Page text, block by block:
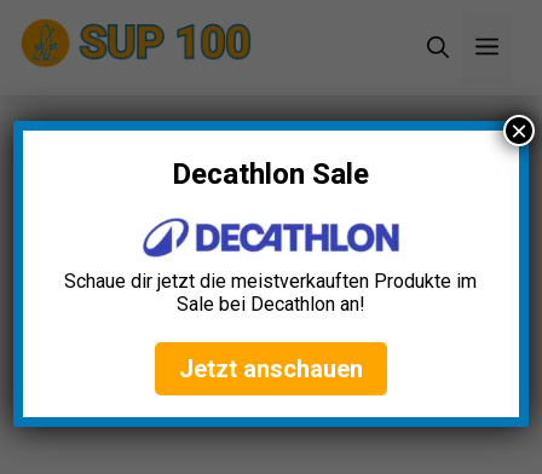
Zum
Inhalt
Startseite»Blog»SUP Cool Box Test: Die 5
besten (Bestenliste)
SUP Cool Box Test: Die 5
besten (Bestenliste)
Alexander Schumacher April 3, 2025
Decathlon Sale
Schaue dir jetzt die meistverkauften Produkte im
Sale bei Decathlon an!
Jetzt anschauen
×